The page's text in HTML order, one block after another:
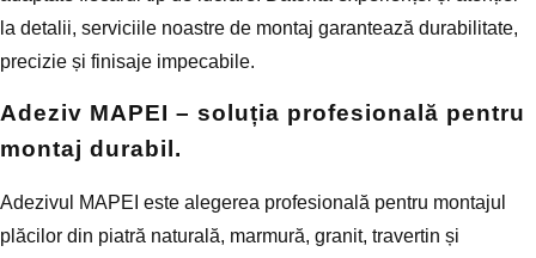
la detalii, serviciile noastre de montaj garantează durabilitate,
precizie și finisaje impecabile.
Adeziv MAPEI – soluția profesională pentru
montaj durabil.
Adezivul MAPEI este alegerea profesională pentru montajul
plăcilor din piatră naturală, marmură, granit, travertin și